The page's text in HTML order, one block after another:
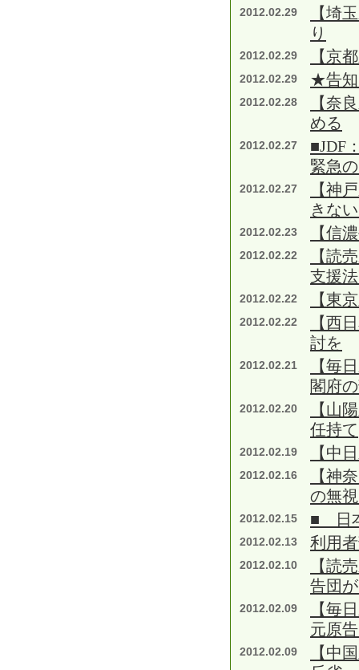
2012.02.29
【埼
り
2012.02.29 【京
2012.02.29 ★告
2012.02.28
【奈
める
2012.02.27
■JDF
緊急
2012.02.27
【神
きな
2012.02.23 【信
2012.02.22
【読
支援
2012.02.22 【東
2012.02.22
【西
討を
2012.02.21
【毎
閣府
2012.02.20
【山
任持て
2012.02.19 【中
2012.02.16
【神
の無
2012.02.15 ■ 日
2012.02.13 利用
2012.02.10
【読
告団
2012.02.09
【毎
元原
2012.02.09
【中